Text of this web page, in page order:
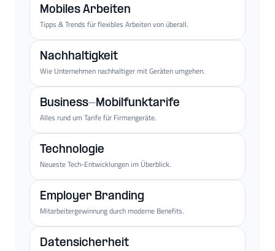
Mobiles Arbeiten
Tipps & Trends für flexibles Arbeiten von überall.
Nachhaltigkeit
Wie Unternehmen nachhaltiger mit Geräten umgehen.
Business-Mobilfunktarife
Alles rund um Tarife für Firmengeräte.
Technologie
Neueste Tech-Entwicklungen im Überblick.
Employer Branding
Mitarbeitergewinnung durch moderne Benefits.
Datensicherheit